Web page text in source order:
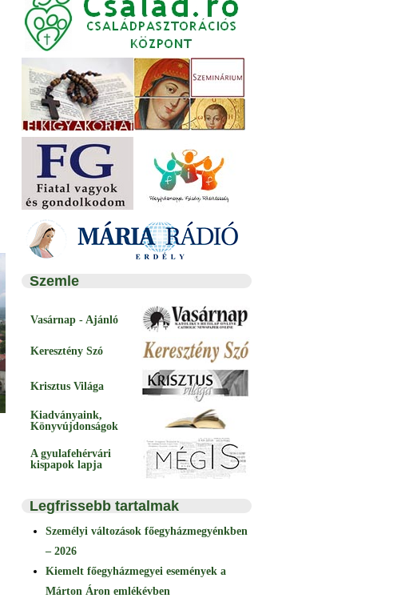
Szemle
Vasárnap - Ajánló
Keresztény Szó
Krisztus Világa
Kiadványaink,
Könyvújdonságok
A gyulafehérvári
kispapok lapja
Legfrissebb tartalmak
Személyi változások főegyházmegyénkben
– 2026
Kiemelt főegyházmegyei események a
Márton Áron emlékévben